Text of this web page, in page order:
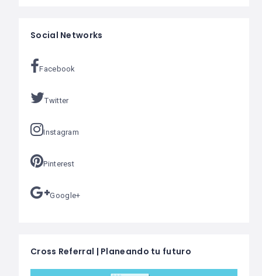
Social Networks
Facebook
Twitter
Instagram
Pinterest
Google+
Cross Referral | Planeando tu futuro